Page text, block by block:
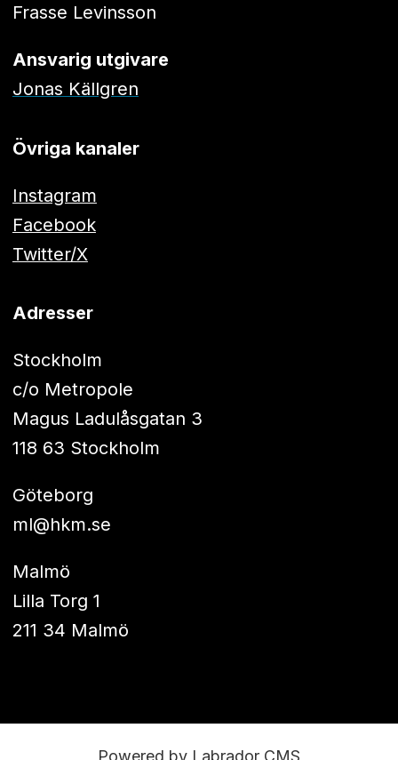
Frasse Levinsson
Ansvarig utgivare
Jonas Källgren
Övriga kanaler
Instagram
Facebook
Twitter/X
Adresser
Stockholm
c/o Metropole
Magus Ladulåsgatan 3
118 63 Stockholm
Göteborg
ml@hkm.se
Malmö
Lilla Torg 1
211 34 Malmö
Powered by Labrador CMS